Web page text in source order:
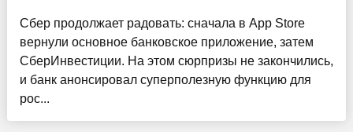
Сбер продолжает радовать: сначала в App Store
вернули основное банковское приложение, затем
СберИнвестиции. На этом сюрпризы не закончились,
и банк анонсировал суперполезную функцию для
рос...